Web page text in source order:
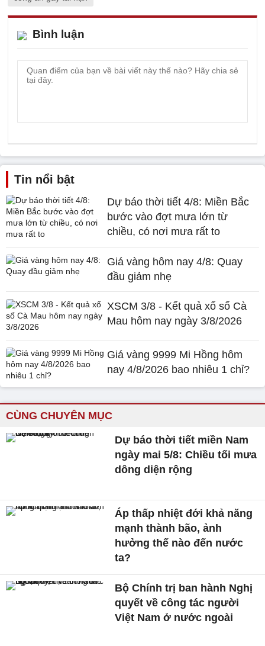
Bình luận
Tin nổi bật
Dự báo thời tiết 4/8: Miền Bắc
bước vào đợt mưa lớn từ
chiều, có nơi mưa rất to
Giá vàng hôm nay 4/8: Quay
đầu giảm nhẹ
XSCM 3/8 - Kết quả xổ số Cà
Mau hôm nay ngày 3/8/2026
Giá vàng 9999 Mi Hồng hôm
nay 4/8/2026 bao nhiêu 1 chỉ?
CÙNG CHUYÊN MỤC
Dự báo thời tiết miền Nam
ngày mai 5/8: Chiều tối mưa
dông diện rộng
Áp thấp nhiệt đới khả năng
mạnh thành bão, ảnh
hưởng thế nào đến nước
ta?
Bộ Chính trị ban hành Nghị
quyết về công tác người
Việt Nam ở nước ngoài